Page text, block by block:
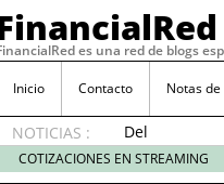
es una red de blogs
Inicio Contacto Notas
NOTICIAS :
Del
depósito
a la
COTIZACIONES EN STREAMING